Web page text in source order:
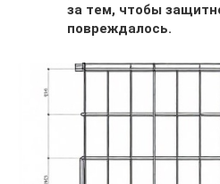
за тем, чтобы
повреждалось.